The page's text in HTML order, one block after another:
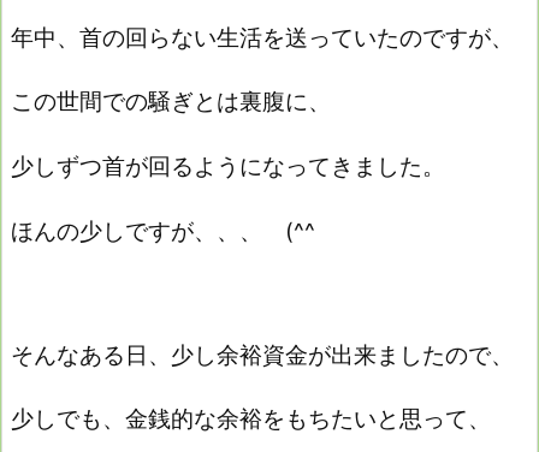
年中、首の回らない生活を送っていたのですが、
この世間での騒ぎとは裏腹に、
少しずつ首が回るようになってきました。
ほんの少しですが、、、 (^^ゞ
そんなある日、少し余裕資金が出来ましたので、
少しでも、金銭的な余裕をもちたいと思って、